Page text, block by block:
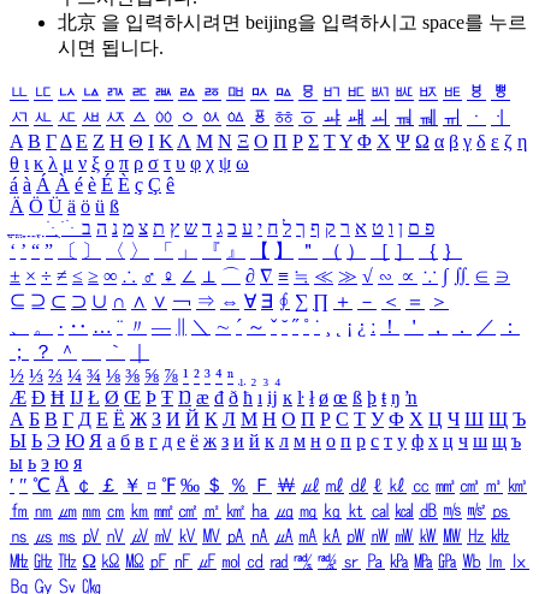
北京 을 입력하시려면 beijing을 입력하시고 space를 누르
시면 됩니다.
ㅥ ㅦ ㅧ ㅨ ㅩ ㅪ ㅫ ㅬ ㅭ ㅮ ㅯ ㅰ ㅱ ㅲ ㅳ ㅴ ㅵ ㅶ ㅷ ㅸ
ㅹ
ㅺ ㅻ ㅼ ㅽ ㅾ ㅿ ㆀ ㆁ ㆂ ㆃ ㆄ ㆅ ㆆ ㆇ ㆈ ㆉ ㆊ ㆋ ㆌ ㆍ
ㆎ
Α Β ΓΔ Ε Ζ Η Θ Ι ΚΛ Μ Ν Ξ Ο Π Ρ Σ ΤΥ Φ Χ Ψ Ω α β γ δ ε ζ η
θ ι κ λ μ ν ξ ο π ρ σ τ υ φ χ ψ ω
á à Á À é è É È ç Ç ê
Ä Ö Ü ä ö ü ß
ִֶֹ ֻּ ׁׂ פ ם ן ו ט א ר ק ף ך ל ח י ע כ ג ד ש ץ ת צ מ נ ה ב
‘ ’ “ ” 〔 〕 〈 〉 「 」 『 』 【 】 ＂ （ ） ［ ］ ｛ ｝
± × ÷ ≠ ≤ ≥ ∞ ∴ ♂ ♀ ∠ ⊥ ⌒ ∂ ∇ ≡ ≒ ≪ ≫ √ ∽ ∝ ∵ ∫ ∬ ∈ ∋
⊆ ⊇ ⊂ ⊃ ∪ ∩ ∧ ∨ ￢ ⇒ ⇔ ∀ ∃ ∮ ∑ ∏ ＋ － ＜ ＝
＞
、
。 · ‥ … ¨ 〃 ― ＼ ∼ ´ ～ ˇ ˘ ˝ ˚ ˙ ¸ ¡ ¿ ː ！ ＇ ， ． ／
：
；
？ ＾ ｀
½ ⅓ ⅔ ¼ ¾ ⅛ ⅜ ⅝ ⅞ ¹ ² ³ ⁴ ⁿ ₁ ₂ ₃ ₄
Æ Ð Ħ Ĳ Ł Ø Œ Þ Ŧ Ŋ æ đ ð ħ ı ĳ ĸ ŀ ł ø œ ß þ ŧ ŋ ŉ
А Б В Г Д Е Ё Ж З И Й К Л М Н О П Р С Т У Ф Х Ц Ч Ш Щ Ъ
Ы Ь Э Ю Я а б в г д е ё ж з и й к л м н о п р с т у ф х ц ч ш щ ъ
ы ь э ю я
′ ″ ℃ Å ￠ ￡ ￥ ¤ ℉ ‰ ＄ ％ Ｆ ￦ ㎕ ㎖ ㎗ ℓ ㎘ ㏄ ㎣ ㎤ ㎥ ㎦
㎙ ㎚ ㎛ ㎜ ㎝ ㎞ ㎟ ㎠ ㎡ ㎢ ㏊ ㎍ ㎎ ㎏ ㏏ ㎈ ㎉ ㏈ ㎧ ㎨ ㎰
㎱ ㎲ ㎳ ㎴ ㎵ ㎶ ㎷ ㎸ ㎹ ㎀ ㎁ ㎂ ㎃ ㎄ ㎺ ㎻ ㎽ ㎾ ㎿ ㎐ ㎑
㎒ ㎓ ㎔ Ω ㏀ ㏁ ㎊ ㎋ ㎌ ㏖ ㏅ ㎭ ㎮ ㎯ ㏛ ㎩ ㎪ ㎫ ㎬ ㏝ ㏐
㏓
㏃ ㏉ ㏜ ㏆